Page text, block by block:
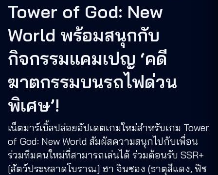
Tower of God: New
World พร้อมสนุกกับ
กิจกรรมแคมเปญ ‘คดี
ฆาตกรรมบนรถไฟด่วน
พิเศษ’!
เน็ตมาร์เบิ้ลปล่อยอัปเดตเกมใหม่สำหรับเกม Tower
of God: New World สัมผัสความสนุกไปกับเพื่อน
ร่วมทีมคนใหม่ที่สามารถเล่นได้ ร่วมต้อนรับ SSR+
[สัตว์ประหลาดโบราณ] ฮา จินซอง (ธาตุสีแดง, ฟิช